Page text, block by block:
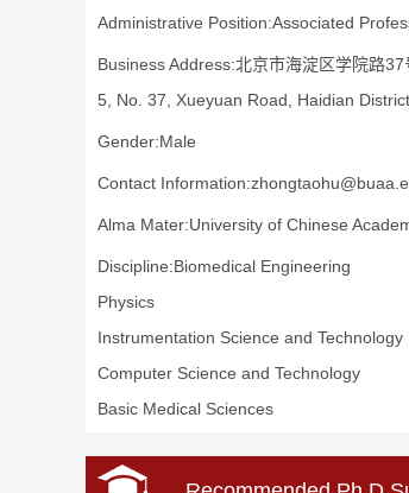
Administrative Position:Associated
Business Address:北京市海淀区学院路
5, No. 37, Xueyuan Road, Haidian
Gender:Male
Contact
Alma Mater:University of Chinese
Discipline:Biomedical Engineering
Physics
Instrumentation Science and Technology
Computer Science and Technology
Basic Medical Sciences